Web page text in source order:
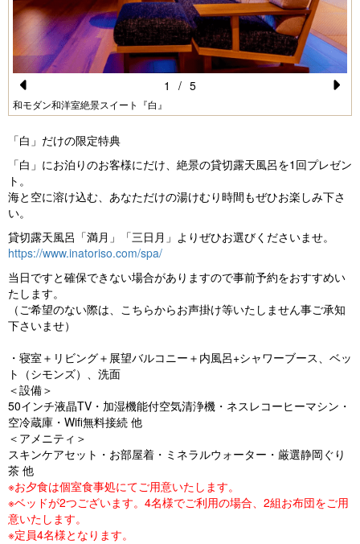
Pr
vi
o
u
和モダン和洋室絶景スイート『白』
1 / 5
「白」だけの限定特典
「白」にお泊りのお客様にだけ、絶景の貸切露天風呂を1回プレゼン
ト。
海と空に溶け込む、あなただけの湯けむり時間もぜひお楽しみ下さ
い。
貸切露天風呂「満月」「三日月」よりぜひお選びくださいませ。
https://www.inatoriso.com/spa/
当日ですと確保できない場合がありますので事前予約をおすすめい
たします。
（ご希望のない際は、こちらからお声掛け等いたしません事ご承知
下さいませ）
・寝室＋リビング＋展望バルコニー＋内風呂+シャワーブース、ベッ
ト（シモンズ）、洗面
＜設備＞
50インチ液晶TV・加湿機能付空気清浄機・ネスレコーヒーマシン・
空冷蔵庫・Wifi無料接続 他
＜アメニティ＞
スキンケアセット・お部屋着・ミネラルウォーター・厳選静岡ぐり
茶 他
※お夕食は個室食事処にてご用意いたします。
※ベッドが2つございます。4名様でご利用の場合、2組お布団をご用
意いたします。
※定員4名様となります。